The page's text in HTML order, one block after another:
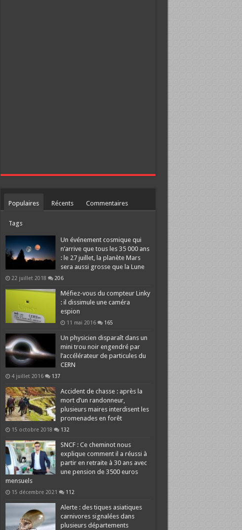
Populaires Récents Commentaires
Tags
Un événement cosmique qui
n’arrive que tous les 35 000 ans
: le 27 juillet, la planète Mars
sera aussi grosse que la Lune
22 juillet 2018 206
Méfiez-vous du compteur Linky
: il dissimule une caméra
espion
11 mai 2016 165
Un physicien disparaît dans un
mini trou noir engendré par
l’accélérateur de particules du
CERN
4 juillet 2016 137
Accident de chasse : après la
mort d’un randonneur,
plusieurs maires interdisent les
promenades en forêt
15 octobre 2018 132
SNCF : Ce cheminot nous
explique comment il a réussi à
partir en retraite à 30 ans avec
une pension de 3500 euros
mensuels
15 décembre 2021 112
Alerte : des tiques asiatiques
carnivores signalées dans
plusieurs départements